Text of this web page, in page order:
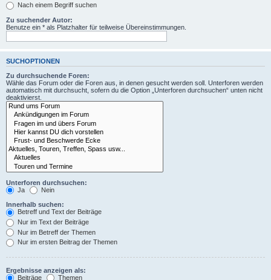
Nach einem Begriff suchen
Zu suchender Autor:
Benutze ein * als Platzhalter für teilweise Übereinstimmungen.
SUCHOPTIONEN
Zu durchsuchende Foren:
Wähle das Forum oder die Foren aus, in denen gesucht werden soll. Unterforen werden
automatisch mit durchsucht, sofern du die Option „Unterforen durchsuchen“ unten nicht
deaktivierst.
Unterforen durchsuchen:
Ja
Nein
Innerhalb suchen:
Betreff und Text der Beiträge
Nur im Text der Beiträge
Nur im Betreff der Themen
Nur im ersten Beitrag der Themen
Ergebnisse anzeigen als:
Beiträge
Themen